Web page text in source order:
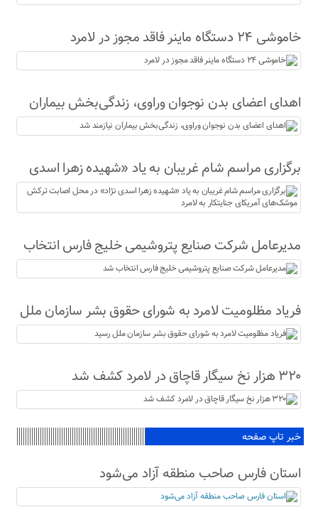
خاموشی ۲۴ دستگاه ماینر فاقد مجوز در لامرد
اهدای اعضای بدن نوجوان وراوی، زندگی‌بخش بیماران
نیازمند شد
برگزاری مراسم شام غریبان به یاد «شهیده زهرا اسدی
نژاد» در محل اصابت ترکش موشک‌های آمریکای
جنایتکار به لامرد
مدیرعامل شرکت صنایع پتروشیمی خلیج فارس انتخاب
شد
فریاد مظلومیت لامرد به شورای حقوق بشر سازمان ملل
رسید
۳۲۰ هزار نخ سیگار قاچاق در لامرد کشف شد
خبر تاپ صفحه
استان فارس صاحب منطقه آزاد می‌شود